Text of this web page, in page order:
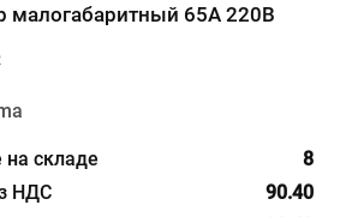
малогабаритный 65А 220В
8
90.40